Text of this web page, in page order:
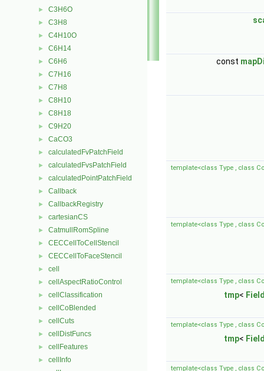
► C3H6O
► C3H8
► C4H10O
► C6H14
► C6H6
► C7H16
► C7H8
► C8H10
► C8H18
► C9H20
► CaCO3
► calculatedFvPatchField
► calculatedFvsPatchField
► calculatedPointPatchField
► Callback
► CallbackRegistry
► cartesianCS
► CatmullRomSpline
► CECCellToCellStencil
► CECCellToFaceStencil
► cell
► cellAspectRatioControl
► cellClassification
► cellCoBlended
► cellCuts
► cellDistFuncs
► cellFeatures
► cellInfo
const
template<class Type , class
template<class Type , class
template<class Type , class
tmp<
template<class Type , class
tmp<
template<class Type , class